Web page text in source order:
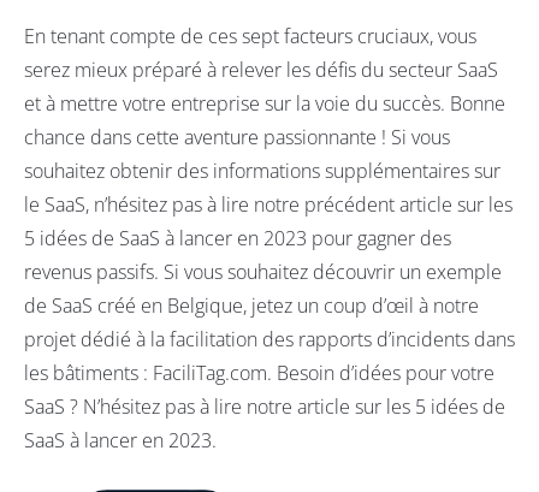
En tenant compte de ces sept facteurs cruciaux, vous
serez mieux préparé à relever les défis du secteur SaaS
et à mettre votre entreprise sur la voie du succès. Bonne
chance dans cette aventure passionnante ! Si vous
souhaitez obtenir des informations supplémentaires sur
le SaaS, n’hésitez pas à lire notre précédent article sur les
5 idées de SaaS à lancer en 2023 pour gagner des
revenus passifs. Si vous souhaitez découvrir un exemple
de SaaS créé en Belgique, jetez un coup d’œil à notre
projet dédié à la facilitation des rapports d’incidents dans
les bâtiments : FaciliTag.com. Besoin d’idées pour votre
SaaS ? N’hésitez pas à lire notre article sur les 5 idées de
SaaS à lancer en 2023.